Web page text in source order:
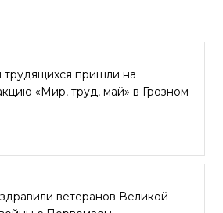
трудящихся пришли на
«Мир, труд, май» в Грозном
ветеранов Великой